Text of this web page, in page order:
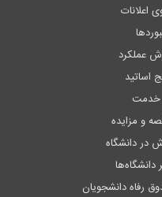
اعلانات
عملکرد
اساتید
خدمت
و مزایده
در دانشگاه
دانشگاه‌ها
رفاه دانشجویان